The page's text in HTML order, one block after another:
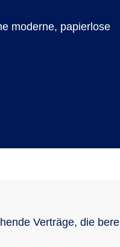
moderne, papierlose
Verträge, die